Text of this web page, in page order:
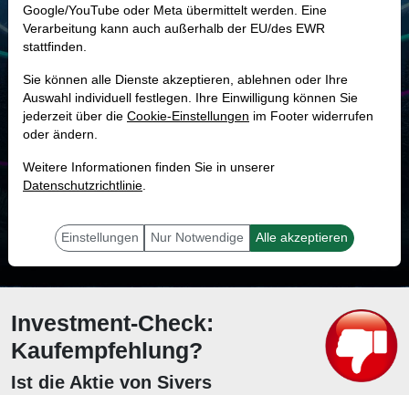
Marktkapitalisierung 12,24 Mrd. SEK
Unternehmenswert
Umsatz 306,56 Mio. SEK
72.5 %
mit dieser Aktie erfolgreich sein.
Investment-Check:
Kaufempfehlung?
Ist die Aktie von Sivers
Google/YouTube oder Meta übermittelt werden. Eine
Verarbeitung kann auch außerhalb der EU/des EWR
stattfinden.
Sie können alle Dienste akzeptieren, ablehnen oder Ihre
Auswahl individuell festlegen. Ihre Einwilligung können Sie
jederzeit über die Cookie-Einstellungen im Footer widerrufen
oder ändern.
Weitere Informationen finden Sie in unserer
Datenschutzrichtlinie.
Einstellungen Nur Notwendige Alle akzeptieren